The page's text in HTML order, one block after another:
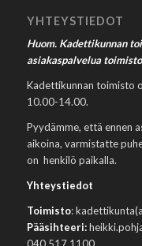
YHTEYSTIEDOT
Huom. Kadettikunnan
asiakaspalvelua
Kadettikunnan toimisto
10.00-14.00.
Pyydämme, että ennen
aikoina, varmistatte
on henkilö paikalla.
Yhteystiedot
Toimisto:
Pääsihteeri: